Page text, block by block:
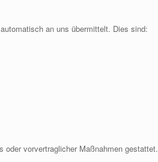
an uns übermittelt. Dies sind:
oder vorvertraglicher Maßnahmen gestattet.